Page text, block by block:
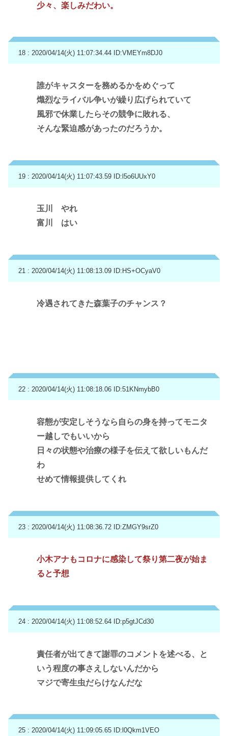
少々、楽しみだわい。
18 : 2020/04/14(火) 11:07:34.44 ID:VMEYm8DJ0
誰がキャスターを務めるかをめぐって
熾烈なライバル争いが繰り広げられていて
風邪で休業したらその競争に敗れる、
そんな緊迫感があったのだろうか。
19 : 2020/04/14(火) 11:07:43.59 ID:l5o6UUxY0
玉川 やれ
富川 はい
21 : 2020/04/14(火) 11:08:13.09 ID:HS+OCyaV0
冷遇されてきた森葉子のチャンス？
22 : 2020/04/14(火) 11:08:18.06 ID:51KNmybB0
容態が安定しそうなら自らの身を持ってモニタ
ー越しでもいいから
日々の状態や治療の様子を伝えて欲しいもんだ
わ
せめて情報提供してくれ
23 : 2020/04/14(火) 11:08:36.72 ID:ZMGY9srZ0
小木アナもコロナに感染して祭り第二夜が始ま
ると予想
24 : 2020/04/14(火) 11:08:52.64 ID:p5gtJCd30
責任者が出てきて謝罪のコメントを述べる、と
いう程度の事さえしないんだから
マジで寄生虫だらけなんだな
25 : 2020/04/14(火) 11:09:05.65 ID:l0Qkm1VEO